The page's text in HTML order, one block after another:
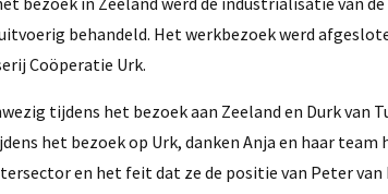
behandeld. Het werkbezoek werd
Coöperatie Urk.
tijdens het bezoek aan Zeeland en Durk van
het bezoek op Urk, danken Anja en haar
en het feit dat ze de positie van Peter van